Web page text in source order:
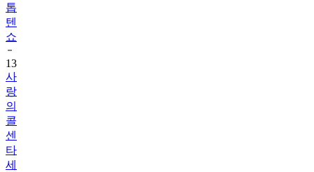
톱
텐
쇼
13
사
랑
의
콜
센
타
세